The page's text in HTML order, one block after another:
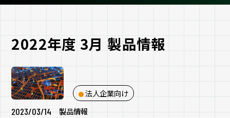
2022年度 3月 製品情報
法人企業向け
2023/03/14 製品情報